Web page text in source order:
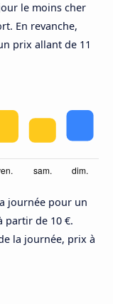
le moins cher
En revanche,
prix allant de 11
journée pour un
partir de 10 €.
la journée, prix à